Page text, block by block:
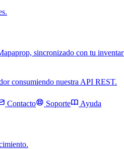
sincronizado con tu
consumiendo nuestra API REST.
Contacto Soporte Ayuda